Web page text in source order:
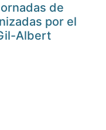
de
por el
Albert